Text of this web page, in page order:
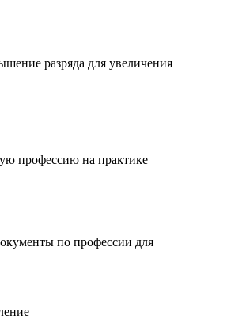
разряда для увеличения
профессию на практике
по профессии для